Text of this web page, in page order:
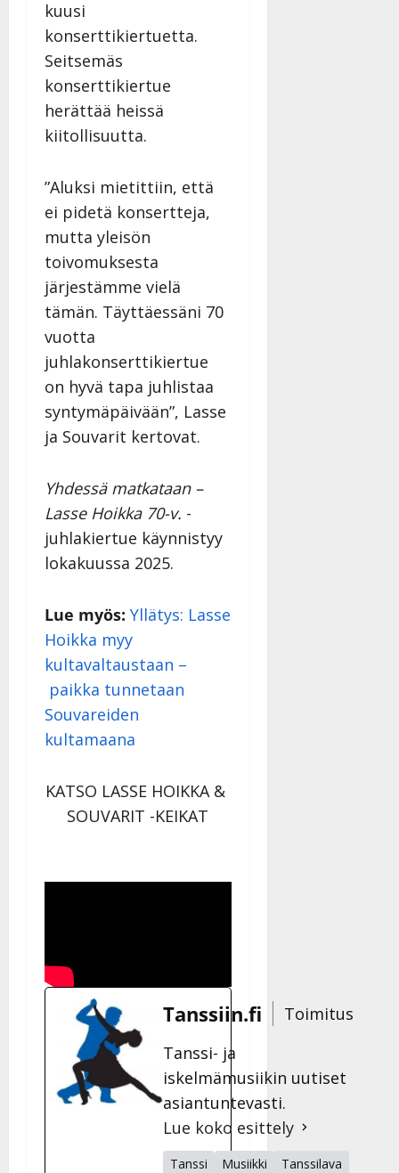
kuusi
konserttikiertuetta.
Seitsemäs
konserttikiertue
herättää heissä
kiitollisuutta.
”Aluksi mietittiin, että
ei pidetä konsertteja,
mutta yleisön
toivomuksesta
järjestämme vielä
tämän. Täyttäessäni 70
vuotta
juhlakonserttikiertue
on hyvä tapa juhlistaa
syntymäpäivään”, Lasse
ja Souvarit kertovat.
Yhdessä matkataan –
Lasse Hoikka 70-v. -
juhlakiertue käynnistyy
lokakuussa 2025.
Lue myös: Yllätys: Lasse
Hoikka myy
kultavaltaustaan –
paikka tunnetaan
Souvareiden
kultamaana
KATSO LASSE HOIKKA &
SOUVARIT -KEIKAT
Tanssiin.fi
Toimitus
Tanssi- ja
iskelmämusiikin uutiset
asiantuntevasti.
Lue koko esittely
Tanssi Musiikki
Tanssilava